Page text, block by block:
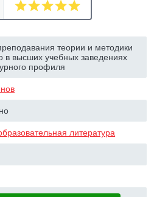
теории и методики
в высших учебных заведениях
профиля
литература